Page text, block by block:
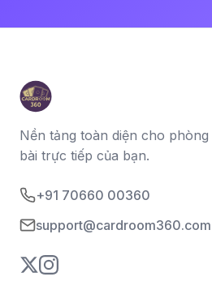
Nền tảng toàn diện cho phòng
bài trực tiếp của bạn.
+91 70660 00360
support@cardroom360.com